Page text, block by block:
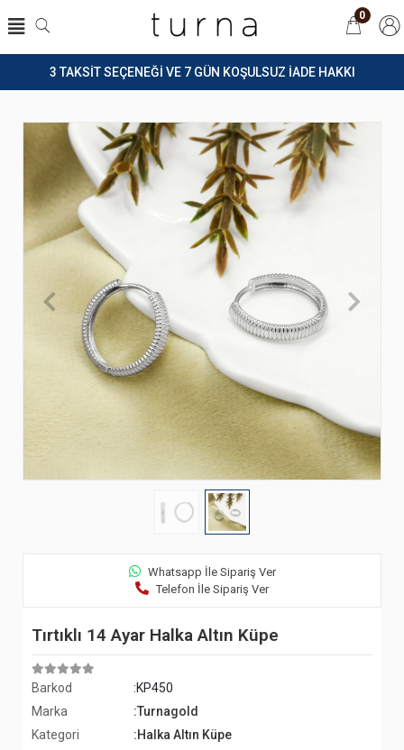
3 TAKSİT SEÇENEĞİ VE 7 GÜN KOŞULSUZ İADE HAKKI
0
Whatsapp İle Sipariş Ver
Telefon İle Sipariş Ver
Tırtıklı 14 Ayar Halka Altın Küpe
Barkod
:KP450
Marka
:Turnagold
Kategori
:Halka Altın Küpe